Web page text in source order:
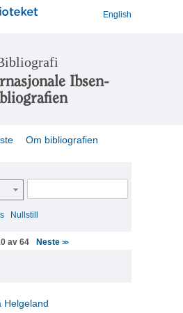
English
Ibsen-
Om bibliografien
Nullstill
av 64 Neste>>